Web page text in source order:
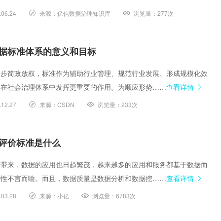
来源： 亿信数据治理知识库 浏览量： 277次
标准体系的意义和目标
简政放权，标准作为辅助行业管理、规范行业发展、形成规模化效
社会治理体系中发挥更重要的作用。为顺应形势……查看详情
来源： CSDN 浏览量： 233次
价标准是什么
来，数据的应用也日趋繁茂，越来越多的应用和服务都基于数据而
不言而喻。而且，数据质量是数据分析和数据挖……查看详情
来源： 小亿 浏览量： 6783次